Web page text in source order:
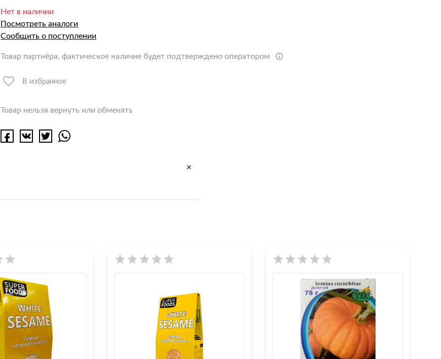
Нет в наличии
Посмотреть аналоги
Сообщить о поступлении
Товар партнёра, фактическое наличие будет подтверждено оператором
В избранное
Товар нельзя вернуть или обменять
+